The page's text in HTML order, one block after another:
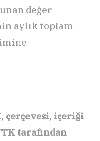
değer
aylık toplam
çerçevesi, içeriği
tarafından